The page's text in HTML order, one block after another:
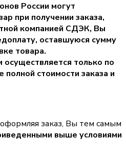
России могут
при получении заказа,
компанией СДЭК, Вы
, оставшуюся сумму
товара.
только по
стоимости заказа и
заказ, Вы тем самым
выше условиями